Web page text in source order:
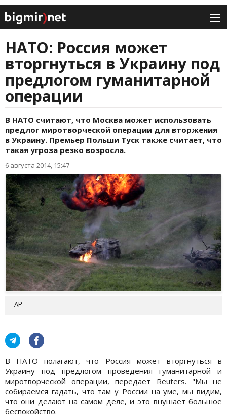
НАТО: Россия может
вторгнуться в Украину под
предлогом гуманитарной
операции
В НАТО считают, что Москва может использовать
предлог миротворческой операции для вторжения
в Украину. Премьер Польши Туск также считает, что
такая угроза резко возросла.
6 августа 2014, 15:47
AP
В НАТО полагают, что Россия может вторгнуться в
Украину под предлогом проведения гуманитарной и
миротворческой операции, передает Reuters. "Мы не
собираемся гадать, что там у России на уме, мы видим,
что они делают на самом деле, и это внушает большое
беспокойство.